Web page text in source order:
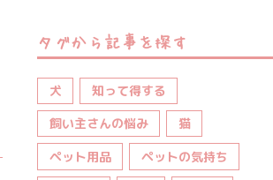
タグから記事を探す
犬
知って得する
飼い主さんの悩み
猫
ペット用品
ペットの気持ち